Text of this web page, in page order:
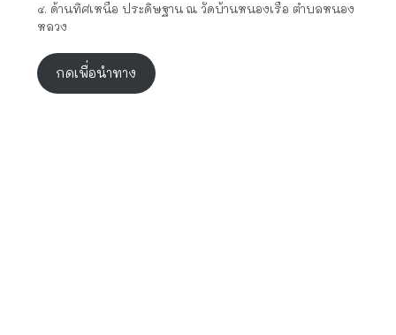
๔. ด้านทิศเหนือ ประดิษฐาน ณ วัดบ้านหนองเรือ ตำบลหนอง
หลวง
กดเพื่อนำทาง